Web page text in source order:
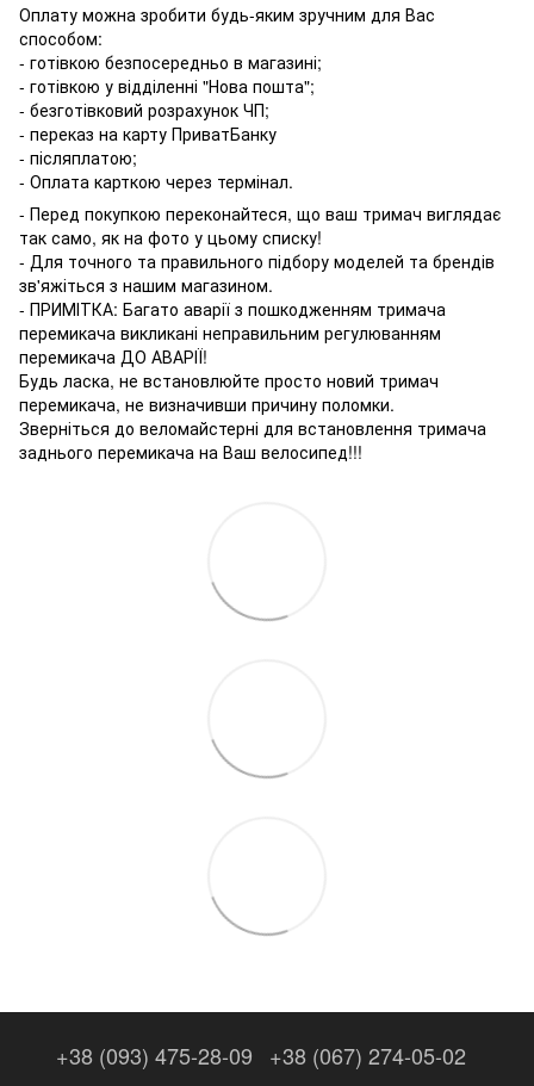
Оплату можна зробити будь-яким зручним для Вас
способом:
- готівкою безпосередньо в магазині;
- готівкою у відділенні "Нова пошта";
- безготівковий розрахунок ЧП;
- переказ на карту ПриватБанку
- післяплатою;
- Оплата карткою через термінал.
- Перед покупкою переконайтеся, що ваш тримач виглядає
так само, як на фото у цьому списку!
- Для точного та правильного підбору моделей та брендів
зв'яжіться з нашим магазином.
- ПРИМІТКА: Багато аварії з пошкодженням тримача
перемикача викликані неправильним регулюванням
перемикача ДО АВАРІЇ!
Будь ласка, не встановлюйте просто новий тримач
перемикача, не визначивши причину поломки.
Зверніться до веломайстерні для встановлення тримача
заднього перемикача на Ваш велосипед!!!
+38 (093) 475-28-09 +38 (067) 274-05-02